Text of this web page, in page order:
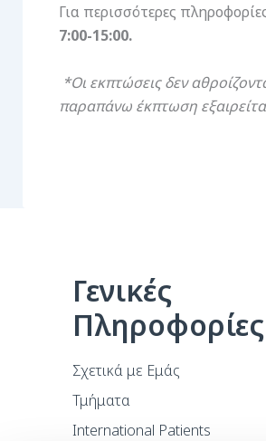
Για περισσότερες
7:00-15:00.
*Οι εκπτώσεις δεν
παραπάνω έκπτωση
Γενικές
Πληροφορίες
Σχετικά με Εμάς
Τμήματα
International Patients